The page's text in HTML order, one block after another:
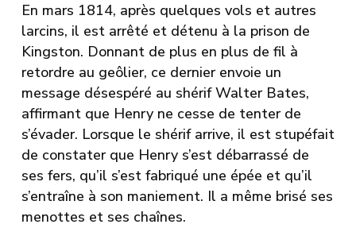
En mars 1814, après quelques vols et autres
larcins, il est arrêté et détenu à la prison de
Kingston. Donnant de plus en plus de fil à
retordre au geôlier, ce dernier envoie un
message désespéré au shérif Walter Bates,
affirmant que Henry ne cesse de tenter de
s’évader. Lorsque le shérif arrive, il est stupéfait
de constater que Henry s’est débarrassé de
ses fers, qu’il s’est fabriqué une épée et qu’il
s’entraîne à son maniement. Il a même brisé ses
menottes et ses chaînes.